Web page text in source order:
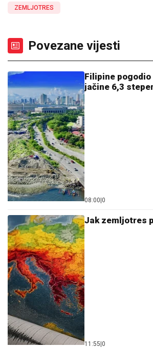
ZEMLJOTRES
Povezane vijesti
Filipine
jačine 6,3
08:00 0
Jak zemljotres
11:55 0